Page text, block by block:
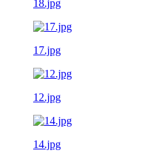
18.jpg
17.jpg
12.jpg
14.jpg